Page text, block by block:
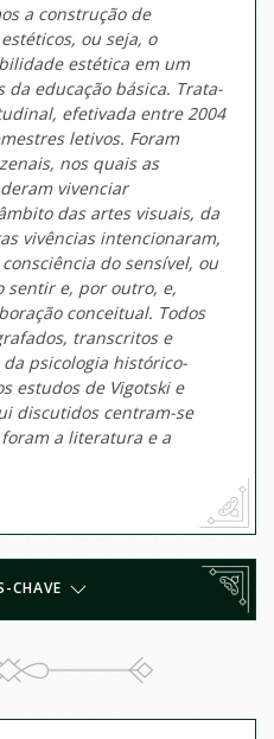
a construção de
ou seja, o
estética em um
educação básica. Trata-
efetivada entre 2004
letivos. Foram
nos quais as
vivenciar
das artes visuais, da
vivências intencionaram,
do sensível, ou
sentir e, por outro, e,
conceitual. Todos
transcritos e
psicologia histórico-
estudos de Vigotski e
discutidos centram-se
a literatura e a
CHAVE